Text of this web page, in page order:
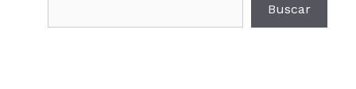
Buscar